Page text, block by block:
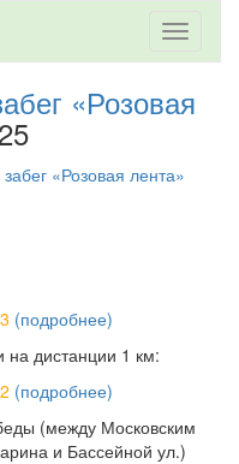
Toggle
«Розовая
«Розовая лента»
(подробнее)
на дистанции 1 км:
(подробнее)
(между Московским
и Бассейной ул.)